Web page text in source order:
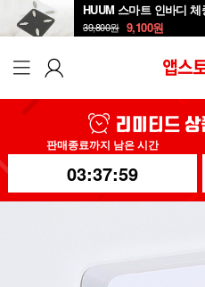
39,800원 9,100원
판매종료까지 남은 시간
03:37:56